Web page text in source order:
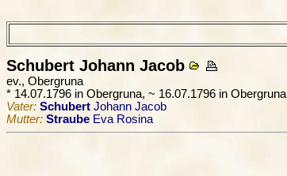
Schubert Johann Jacob
ev., Obergruna
* 14.07.1796 in Obergruna, ~ 16.07.1796 in Obergruna
Vater: Schubert Johann Jacob
Mutter: Straube Eva Rosina